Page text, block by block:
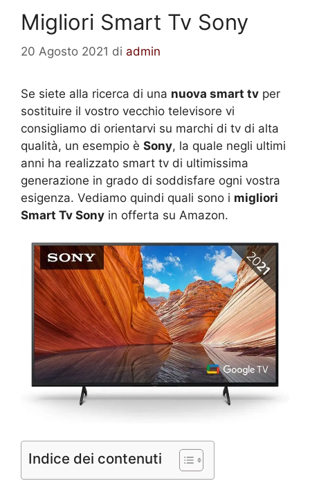
Migliori Smart Tv Sony
20 Agosto 2021 di admin
Se siete alla ricerca di una nuova smart tv per
sostituire il vostro vecchio televisore vi
consigliamo di orientarvi su marchi di tv di alta
qualità, un esempio è Sony, la quale negli ultimi
anni ha realizzato smart tv di ultimissima
generazione in grado di soddisfare ogni vostra
esigenza. Vediamo quindi quali sono i migliori
Smart Tv Sony in offerta su Amazon.
Indice dei contenuti